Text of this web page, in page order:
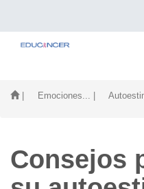
| Emociones... |
Consejos